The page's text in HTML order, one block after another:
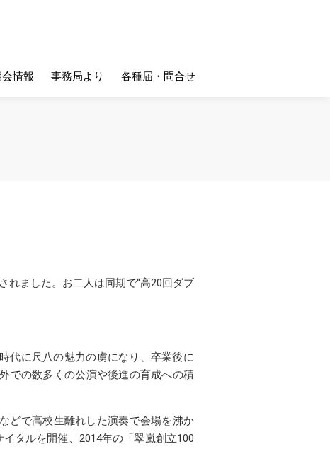
情報 事務局より 各種届・問合せ
れました。お二人は同期で“高20回ダブ
代に尺八の魅力の虜になり、卒業後に
での数多くの公演や後進の育成への積
どで高校生離れした演奏で会場を沸か
タルを開催、2014年の「翠嵐創立100